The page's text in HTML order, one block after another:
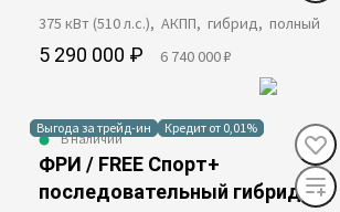
375 кВт (510 л.с.), АКПП, гибрид, полный
5 290 000 ₽ 6 740 000 ₽
Выгода за трейд-ин Кредит от 0,01%
В наличии
ФРИ / FREE Спорт+
последовательный гибрид